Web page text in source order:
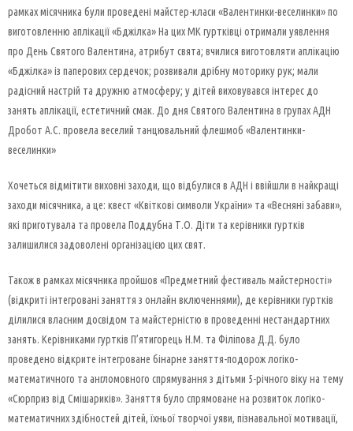
рамках місячника були проведені майстер-класи «Валентинки-веселинки» по
виготовленню аплікації «Бджілка» На цих МК гуртківці отримали уявлення
про День Святого Валентина, атрибут свята; вчилися виготовляти аплікацію
«Бджілка» із паперових сердечок; розвивали дрібну моторику рук; мали
радісний настрій та дружню атмосферу; у дітей виховувався інтерес до
занять аплікації, естетичний смак. До дня Святого Валентина в групах АДН
Дробот А.С. провела веселий танцювальний флешмоб «Валентинки-
веселинки»
Хочеться відмітити виховні заходи, що відбулися в АДН і ввійшли в найкращі
заходи місячника, а це: квест «Квіткові символи України» та «Весняні забави»,
які приготувала та провела Поддубна Т.О. Діти та керівники гуртків
залишилися задоволені організацією цих свят.
Також в рамках місячника пройшов «Предметний фестиваль майстерності»
(відкриті інтегровані заняття з онлайн включеннями), де керівники гуртків
ділилися власним досвідом та майстерністю в проведенні нестандартних
занять. Керівниками гуртків П’ятигорець Н.М. та Філіпова Д.Д. було
проведено відкрите інтегроване бінарне заняття-подорож логіко-
математичного та англомовного спрямування з дітьми 5-річного віку на тему
«Сюрприз від Смішариків». Заняття було спрямоване на розвиток логіко-
математичних здібностей дітей, їхньої творчої уяви, пізнавальної мотивації,